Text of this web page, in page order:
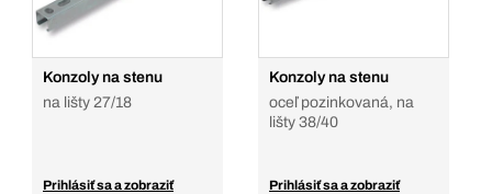
Konzoly na stenu
na lišty 27/18
Prihlásiť sa a zobraziť
Konzoly na stenu
oceľ pozinkovaná, na
lišty 38/40
Prihlásiť sa a zobraziť